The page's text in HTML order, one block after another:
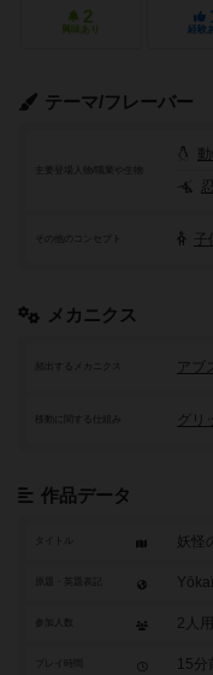
2
興味あり
1
経験
テーマ/フレーバー
その他のコンセプト
メカニクス
頻出するメカニクス アブ
移動に関する仕組み グリ
作品データ
タイトル 妖怪
参加人数 2人用
15分